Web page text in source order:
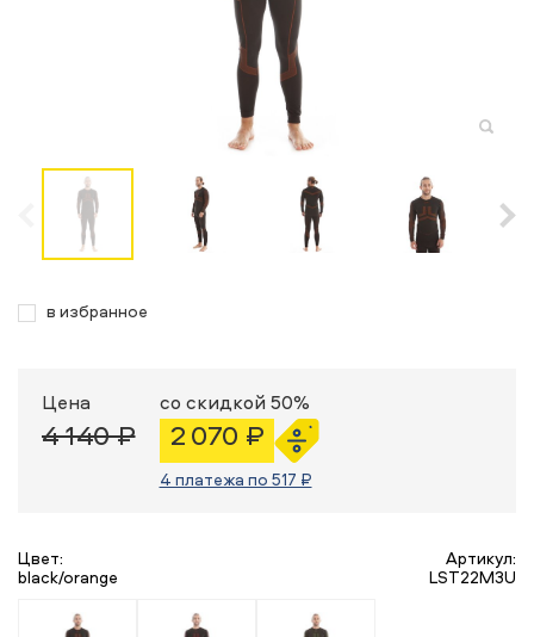
в избранное
Цена
4 140 ₽
со скидкой 50%
2 070 ₽
4 платежа по 517 ₽
Цвет:
black/orange
Артикул:
LST22M3U